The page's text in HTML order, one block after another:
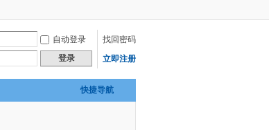
自动登录
找回密码
登录 立即注册
快捷导航